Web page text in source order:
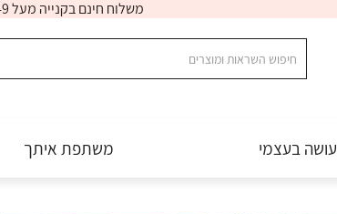
עושה בעצמי משתפת איתך